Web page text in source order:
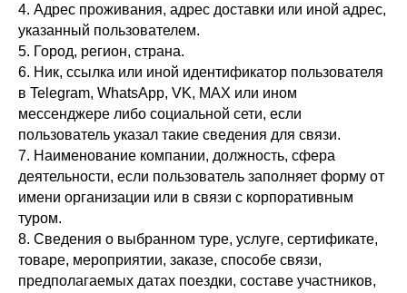
4. Адрес проживания, адрес доставки или иной адрес,
указанный пользователем.
5. Город, регион, страна.
6. Ник, ссылка или иной идентификатор пользователя
в Telegram, WhatsApp, VK, MAX или ином
мессенджере либо социальной сети, если
пользователь указал такие сведения для связи.
7. Наименование компании, должность, сфера
деятельности, если пользователь заполняет форму от
имени организации или в связи с корпоративным
туром.
8. Сведения о выбранном туре, услуге, сертификате,
товаре, мероприятии, заказе, способе связи,
предполагаемых датах поездки, составе участников,